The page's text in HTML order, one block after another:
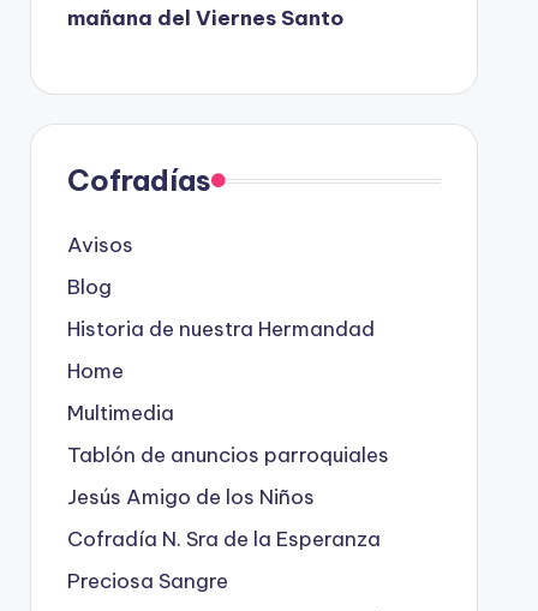
mañana del Viernes Santo
Cofradías
Avisos
Blog
Historia de nuestra Hermandad
Home
Multimedia
Tablón de anuncios parroquiales
Jesús Amigo de los Niños
Cofradía N. Sra de la Esperanza
Preciosa Sangre